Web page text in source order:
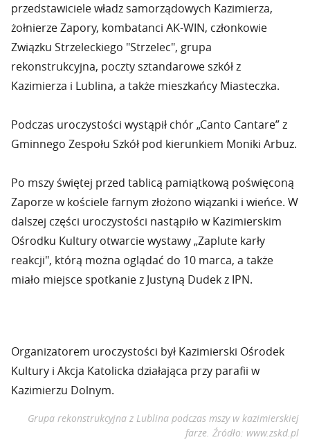
przedstawiciele władz samorządowych Kazimierza,
żołnierze Zapory, kombatanci AK-WIN, członkowie
Związku Strzeleckiego "Strzelec", grupa
rekonstrukcyjna, poczty sztandarowe szkół z
Kazimierza i Lublina, a także mieszkańcy Miasteczka.
Podczas uroczystości wystąpił chór „Canto Cantare” z
Gminnego Zespołu Szkół pod kierunkiem Moniki Arbuz.
Po mszy świętej przed tablicą pamiątkową poświęconą
Zaporze w kościele farnym złożono wiązanki i wieńce. W
dalszej części uroczystości nastąpiło w Kazimierskim
Ośrodku Kultury otwarcie wystawy „Zaplute karły
reakcji", którą można oglądać do 10 marca, a także
miało miejsce spotkanie z Justyną Dudek z IPN.
Organizatorem uroczystości był Kazimierski Ośrodek
Kultury i Akcja Katolicka działająca przy parafii w
Kazimierzu Dolnym.
Grupa rekonstrukcyjna z Lublina podczas mszy w kazimierskiej
farze. Źródło: www.zskd.pl